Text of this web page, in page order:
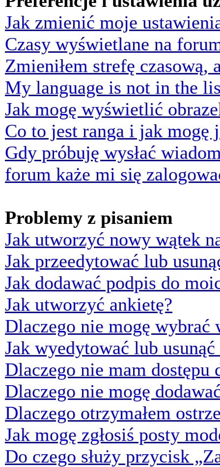
Jak zmienić moje
Czasy wyświetlane na
Zmieniłem strefę czasową,
My language is not in the
Jak mogę wyświetlić
Co to jest ranga i jak mogę
Gdy próbuję wysłać
forum każe mi się
Problemy z pisaniem
Jak utworzyć nowy wątek
Jak przeedytować lub
Jak dodawać podpis do
Jak utworzyć ankietę?
Dlaczego nie mogę wybrać
Jak wyedytować lub usunąć
Dlaczego nie mam dostępu
Dlaczego nie mogę
Dlaczego otrzymałem
Jak mogę zgłosiś posty
Do czego służy przycisk